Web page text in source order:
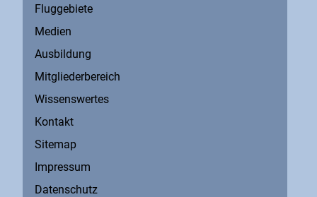
Fluggebiete
Medien
Ausbildung
Mitgliederbereich
Wissenswertes
Kontakt
Sitemap
Impressum
Datenschutz